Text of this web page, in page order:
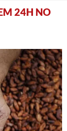
24H NO